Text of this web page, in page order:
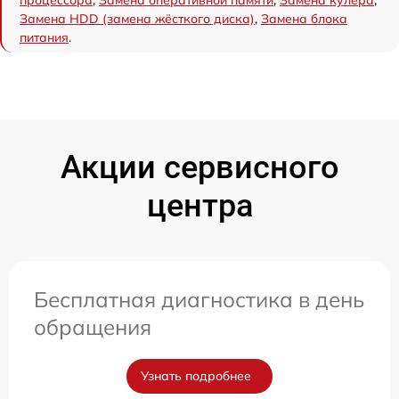
Замена HDD (замена жёсткого диска), Замена блока
питания.
Акции сервисного
центра
Бесплатная диагностика в день
обращения
Узнать подробнее